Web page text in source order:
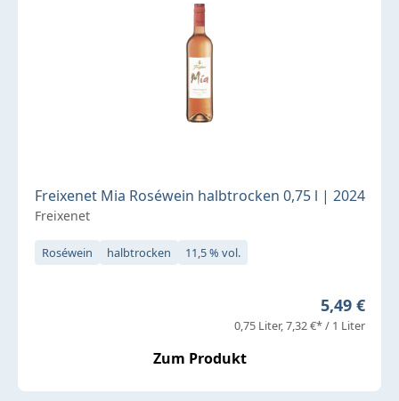
Freixenet Mia Roséwein halbtrocken 0,75 l | 2024
Freixenet
Roséwein halbtrocken 11,5 % vol.
Regulärer
5,49 €
0,75 Liter 7,32 €* / 1 Liter
Zum Produkt